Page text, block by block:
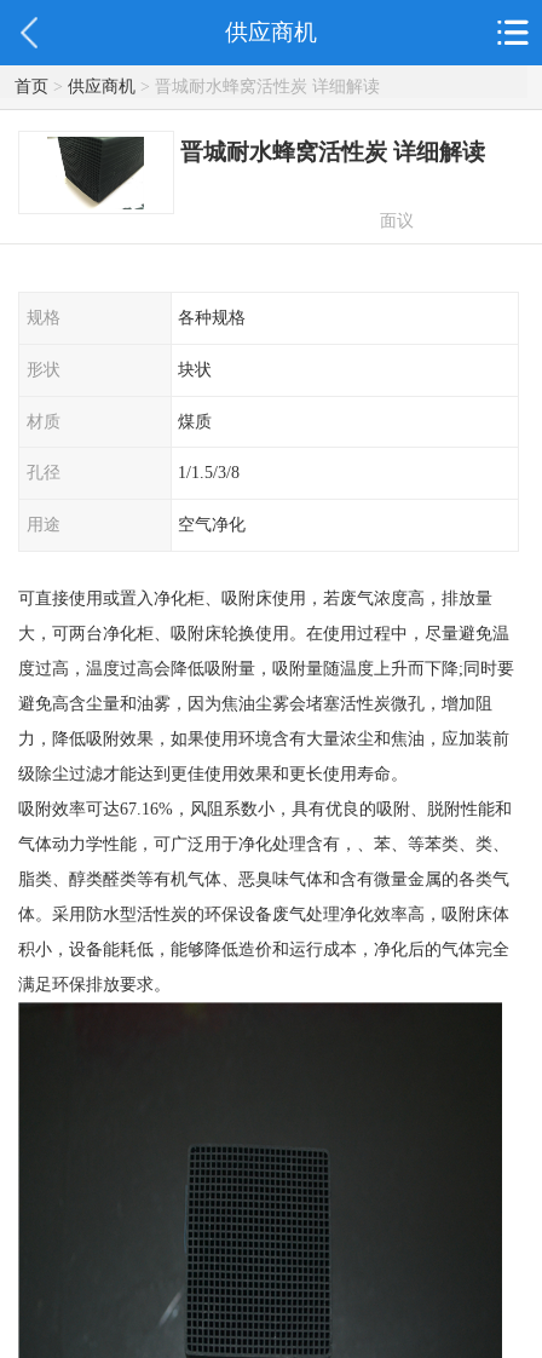
供应商机
首页> 供应商机> 晋城耐水蜂窝活性炭 详细解读
晋城耐水蜂窝活性炭 详细解读
面议
规格 各种规格
形状 块状
材质 煤质
孔径 1/1.5/3/8
用途 空气净化
可直接使用或置入净化柜、吸附床使用，若废气浓度高，排放量
大，可两台净化柜、吸附床轮换使用。在使用过程中，尽量避免温
度过高，温度过高会降低吸附量，吸附量随温度上升而下降;同时要
避免高含尘量和油雾，因为焦油尘雾会堵塞活性炭微孔，增加阻
力，降低吸附效果，如果使用环境含有大量浓尘和焦油，应加装前
级除尘过滤才能达到更佳使用效果和更长使用寿命。
吸附效率可达67.16%，风阻系数小，具有优良的吸附、脱附性能和
气体动力学性能，可广泛用于净化处理含有，、苯、等苯类、类、
脂类、醇类醛类等有机气体、恶臭味气体和含有微量金属的各类气
体。采用防水型活性炭的环保设备废气处理净化效率高，吸附床体
积小，设备能耗低，能够降低造价和运行成本，净化后的气体完全
满足环保排放要求。